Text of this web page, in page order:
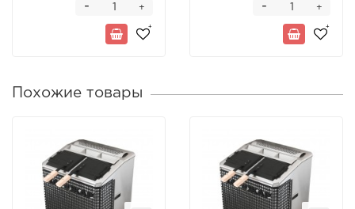
+
- +
-
Похожие товары